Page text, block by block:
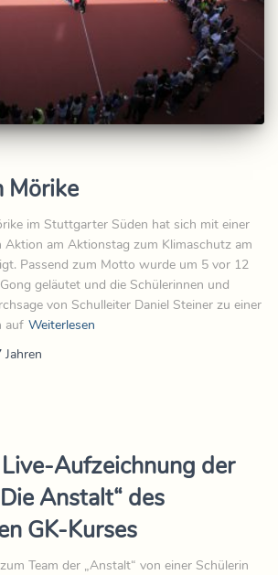
Mörike
im Stuttgarter Süden hat sich mit einer
Aktion am Aktionstag zum Klimaschutz am
Passend zum Motto wurde um 5 vor 12
geläutet und die Schülerinnen und
von Schulleiter Daniel Steiner zu einer
auf Weiterlesen
Jahren
Aufzeichnung der
Anstalt“ des
GK-Kurses
Team der „Anstalt“ von einer Schülerin